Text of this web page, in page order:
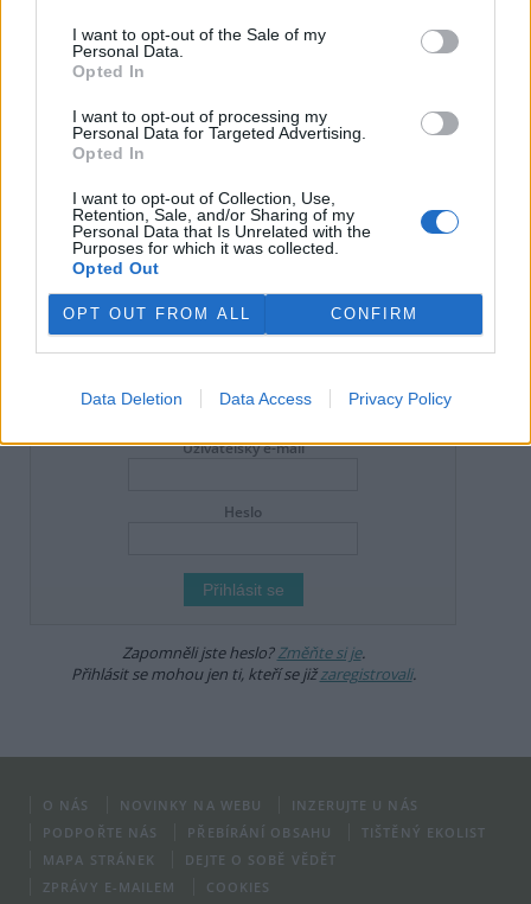
I want to opt-out of the Sale of my
Personal Data.
Opted In
I want to opt-out of processing my
Personal Data for Targeted Advertising.
Opted In
I want to opt-out of Collection, Use,
Retention, Sale, and/or Sharing of my
Personal Data that Is Unrelated with the
Purposes for which it was collected.
Opted Out
OPT OUT FROM ALL CONFIRM
Data Deletion Data Access Privacy Policy
tisknout
reklama
Online diskuse
Redakce Ekolistu vítá čtenářské názory, komentáře a postřehy. Tím,
že zde publikujete svůj příspěvek, se ale zároveň zavazujete
dodržovatpravidla diskuse. V případě porušení si redakce
DO DISKUZE SE MŮŽETE ZAPOJIT PO PŘIHLÁŠENÍ
Uživatelský e-mail
Heslo
Zapomněli jste heslo?Změňte si je.
Přihlásit se mohou jen ti, kteří se jižzaregistrovali.
O NÁS NOVINKY NA WEBU
INZERUJTE U NÁS
PODPOŘTE NÁS
PŘEBÍRÁNÍ OBSAHU
TIŠTĚNÝ EKOLIST
MAPA STRÁNEK
DEJTE O SOBĚ VĚDĚT
ZPRÁVY E-MAILEM
COOKIES